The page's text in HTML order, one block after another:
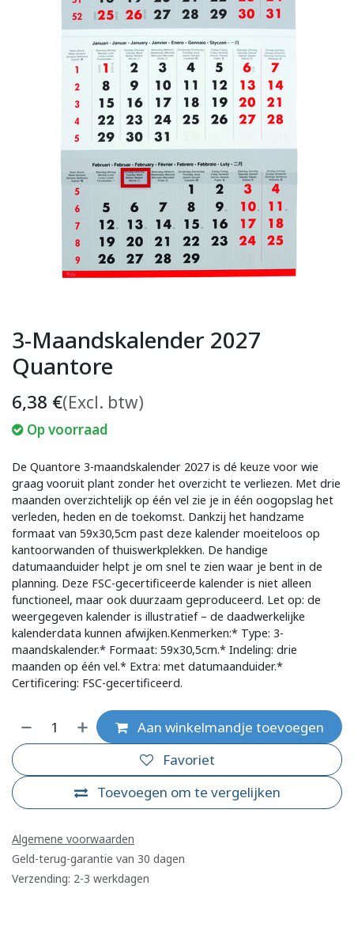
3-Maandskalender 2027
Quantore
6,38 €(Excl. btw)
Op voorraad
De Quantore 3-maandskalender 2027 is dé keuze voor wie
graag vooruit plant zonder het overzicht te verliezen. Met drie
maanden overzichtelijk op één vel zie je in één oogopslag het
verleden, heden en de toekomst. Dankzij het handzame
formaat van 59x30,5cm past deze kalender moeiteloos op
kantoorwanden of thuiswerkplekken. De handige
datumaanduider helpt je om snel te zien waar je bent in de
planning. Deze FSC-gecertificeerde kalender is niet alleen
functioneel, maar ook duurzaam geproduceerd. Let op: de
weergegeven kalender is illustratief – de daadwerkelijke
kalenderdata kunnen afwijken.Kenmerken:* Type: 3-
maandskalender.* Formaat: 59x30,5cm.* Indeling: drie
maanden op één vel.* Extra: met datumaanduider.*
Certificering: FSC-gecertificeerd.
Aan winkelmandje toevoegen
Toevoegen om te vergelijken
Favoriet
Algemene voorwaarden
Geld-terug-garantie van 30 dagen
Verzending: 2-3 werkdagen